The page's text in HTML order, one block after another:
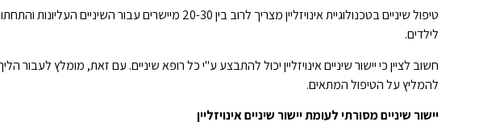
טיפול שיניים בטכנולוגיית אינויזליין מצריך לרוב בין 20-
לילדים.
חשוב לציין כי יישור שיניים אינויזליין יכול להתבצע ע"י כל רופא שיניים. עם זאת, מומלץ לעבור
להמליץ על הטיפול המתאים.
יישור שיניים מסורתי לעומת יישור שיניים אינויזליין